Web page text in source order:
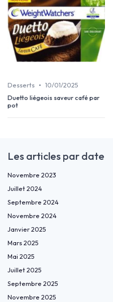
Desserts • 10/01/2025
Duetto liégeois saveur café par
pot
Les articles par date
Novembre 2023
Juillet 2024
Septembre 2024
Novembre 2024
Janvier 2025
Mars 2025
Mai 2025
Juillet 2025
Septembre 2025
Novembre 2025